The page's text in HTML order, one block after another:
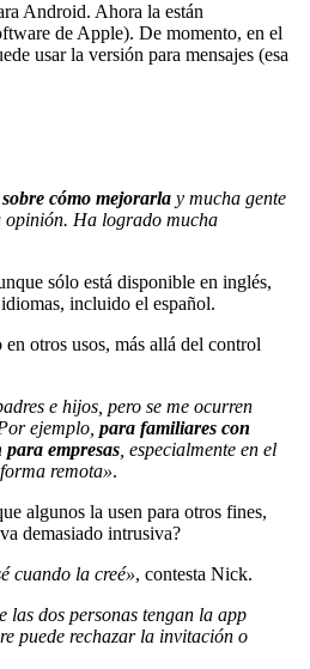
Android. Ahora la están
de Apple). De momento, en el
usar la versión para mensajes (esa
cómo mejorarla y mucha gente
opinión. Ha logrado mucha
sólo está disponible en inglés,
incluido el español.
otros usos, más allá del control
e hijos, pero se me ocurren
ejemplo, para familiares con
para empresas , especialmente en el
remota».
algunos la usen para otros fines,
demasiado intrusiva?
cuando la creé», contesta Nick.
las dos personas tengan la app
puede rechazar la invitación o